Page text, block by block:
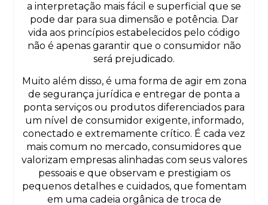
a interpretação mais fácil e superficial que se
pode dar para sua dimensão e potência. Dar
vida aos princípios estabelecidos pelo código
não é apenas garantir que o consumidor não
será prejudicado.
Muito além disso, é uma forma de agir em zona
de segurança jurídica e entregar de ponta a
ponta serviços ou produtos diferenciados para
um nível de consumidor exigente, informado,
conectado e extremamente crítico. É cada vez
mais comum no mercado, consumidores que
valorizam empresas alinhadas com seus valores
pessoais e que observam e prestigiam os
pequenos detalhes e cuidados, que fomentam
em uma cadeia orgânica de troca de